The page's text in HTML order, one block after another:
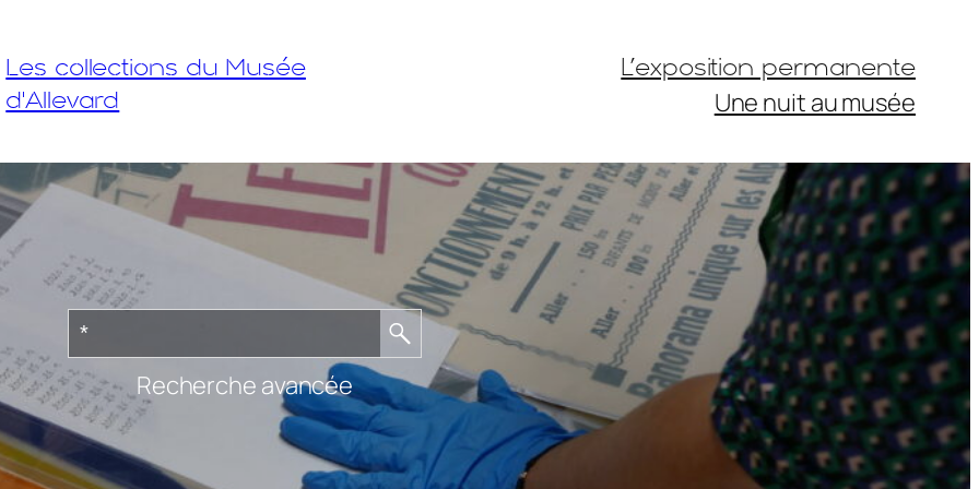
Les collections du Musée
d'Allevard
L’exposition permanente
Une nuit au musée
Recherche avancée